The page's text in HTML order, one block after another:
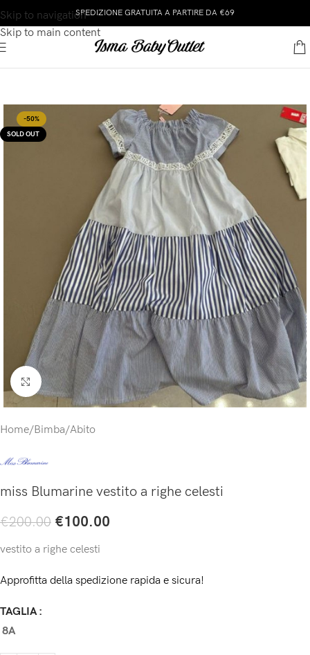
Skip to navigation
Skip to main content
SPEDIZIONE GRATUITA A PARTIRE DA €69
-50%
SOLD OUT
Click to enlarge
Home/Bimba/Abito
miss Blumarine vestito a righe celesti
€200.00 €100.00
vestito a righe celesti
Approfitta della spedizione rapida e sicura!
TAGLIA
8A